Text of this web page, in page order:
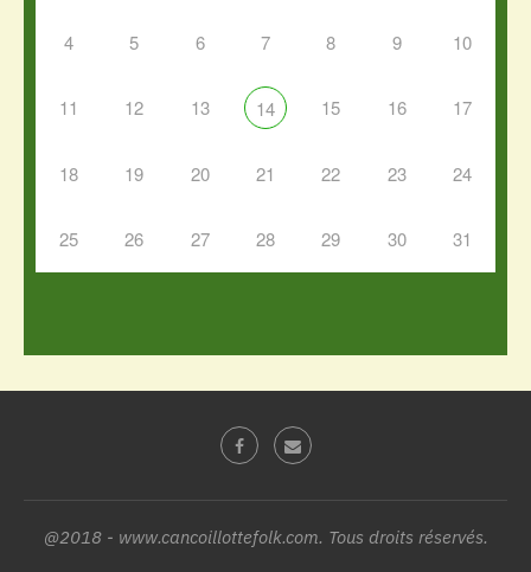
4 5 6 7 8 9 10
11 12 13 14 15 16 17
18 19 20 21 22 23 24
25 26 27 28 29 30 31
@2018 - www.cancoillottefolk.com. Tous droits réservés.